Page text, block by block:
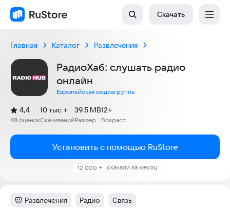
Скачать
Главная Каталог Развлечения
РадиоХаб: слушать радио
онлайн
Европейская медиагруппа
Рейтинг:
4,4
(
48 оценок
)
Скачиваний
10 тыс +
Размер
39.5 MB
Возраст
12+
Установить с помощью RuStore
12 000 + скачали за месяц
Категория:
Развлечения Тег:
Радио Тег:
Связь